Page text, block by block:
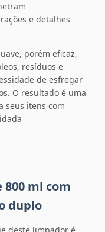
e detalhes
porém eficaz,
resíduos e
de esfregar
O resultado é uma
seus itens com
800 ml com
duplo